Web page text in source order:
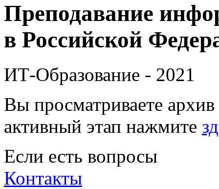
Преподавание
в Российской
ИТ-Образование - 2021
Вы просматриваете
активный этап нажмите
Если есть вопросы
Контакты